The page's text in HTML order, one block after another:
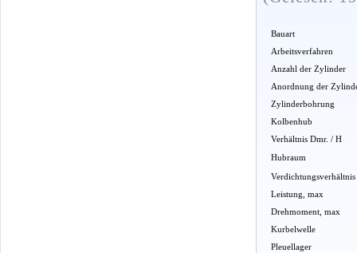
Bauart
Arbeitsverfahren
Anzahl der Zylinder
Anordnung der
Zylinderbohrung
Kolbenhub
Verhältnis Dmr. / H
Hubraum
Verdichtungsverhältnis
Leistung, max
Drehmoment, max
Kurbelwelle
Pleuellager